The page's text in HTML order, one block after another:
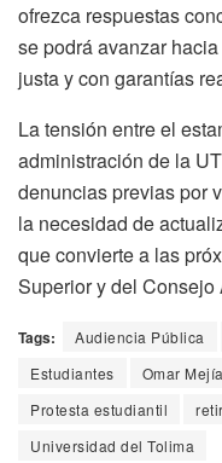
ofrezca respuestas
se podrá avanzar
justa y con garantías
La tensión entre el
administración de la
denuncias previas por
la necesidad de
que convierte a las
Superior y del
Tags: Audiencia Pública
Estudiantes
Omar
Protesta estudiantil
Universidad del Tolima